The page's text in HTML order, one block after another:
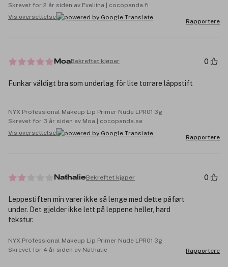
Skrevet for 2 år siden av Eveliina | cocopanda.fi
Vis oversettelse
Rapportere
MoaBekreftet kjøper 0
Funkar väldigt bra som underlag för lite torrare läppstift
NYX Professional Makeup Lip Primer Nude LPR01 3g
Skrevet for 3 år siden av Moa | cocopanda.se
Vis oversettelse
Rapportere
NathalieBekreftet kjøper 0
Leppestiften min varer ikke så lenge med dette påført
under. Det gjelder ikke lett på leppene heller, hard
tekstur.
NYX Professional Makeup Lip Primer Nude LPR01 3g
Skrevet for 4 år siden av Nathalie
Rapportere